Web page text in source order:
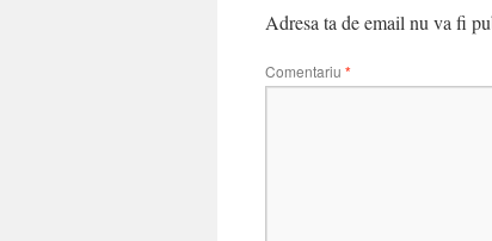
Adresa ta de email nu va fi
Comentariu *